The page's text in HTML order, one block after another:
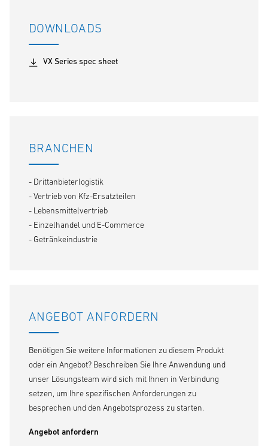
DOWNLOADS
VX Series spec sheet
BRANCHEN
- Drittanbieterlogistik
- Vertrieb von Kfz-Ersatzteilen
- Lebensmittelvertrieb
- Einzelhandel und E-Commerce
- Getränkeindustrie
ANGEBOT ANFORDERN
Benötigen Sie weitere Informationen zu diesem Produkt
oder ein Angebot? Beschreiben Sie Ihre Anwendung und
unser Lösungsteam wird sich mit Ihnen in Verbindung
setzen, um Ihre spezifischen Anforderungen zu
besprechen und den Angebotsprozess zu starten.
Angebot anfordern